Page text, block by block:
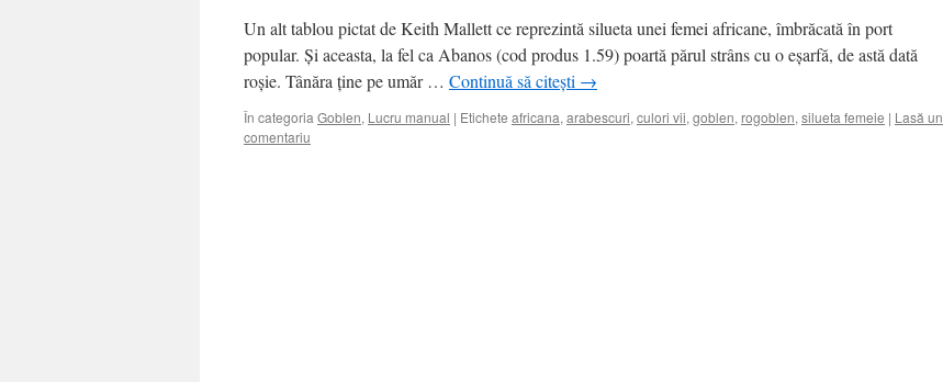
Un alt tablou pictat de Keith Mallett ce reprezintă silueta unei femei africane, îmbrăcată în port
popular. Și aceasta, la fel ca Abanos (cod produs 1.59) poartă părul strâns cu o eșarfă, de astă dată
roșie. Tânăra ține pe umăr … Continuă să citești →
În categoria Goblen, Lucru manual | Etichete africana, arabescuri, culori vii, goblen, rogoblen, silueta femeie | Lasă un
comentariu